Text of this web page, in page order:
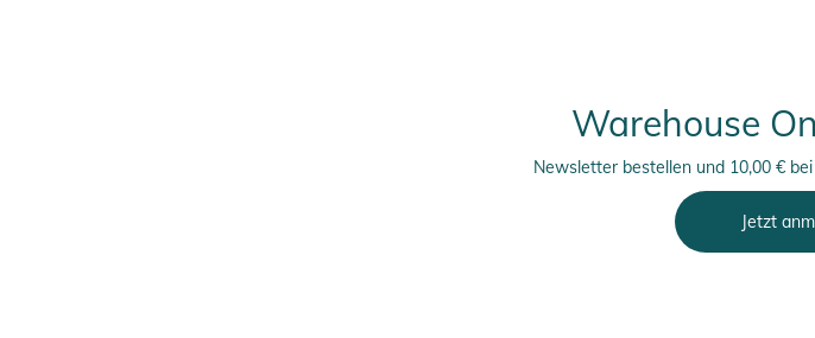
Warehouse
Newsletter bestellen und 10,00 €
Jetzt